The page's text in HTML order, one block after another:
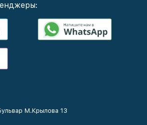
М.Крылова 13